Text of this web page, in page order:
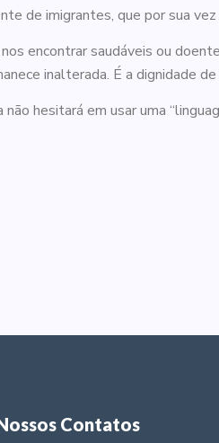
de imigrantes, que por sua
encontrar saudáveis ou
inalterada. É a dignidade
hesitará em usar uma
Contatos